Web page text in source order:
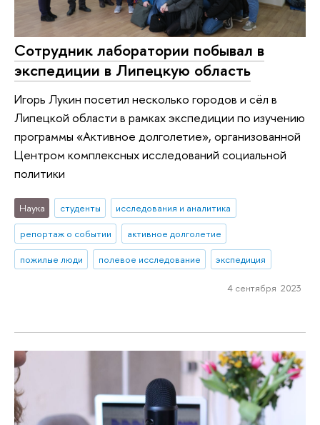
Сотрудник лаборатории побывал в
экспедиции в Липецкую область
Игорь Лукин посетил несколько городов и сёл в
Липецкой области в рамках экспедиции по изучению
программы «Активное долголетие», организованной
Центром комплексных исследований социальной
политики
Наука студенты
исследования и аналитика
репортаж о событии
активное долголетие
пожилые люди
полевое исследование экспедиция
4 сентября 2023